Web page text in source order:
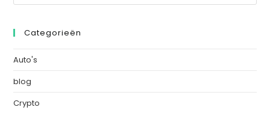
Categorieën
Auto's
blog
Crypto